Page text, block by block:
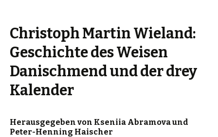
Christoph Martin Wieland:
Geschichte des Weisen
Danischmend und der drey
Kalender
Herausgegeben von Kseniia Abramova und
Peter-Henning Haischer